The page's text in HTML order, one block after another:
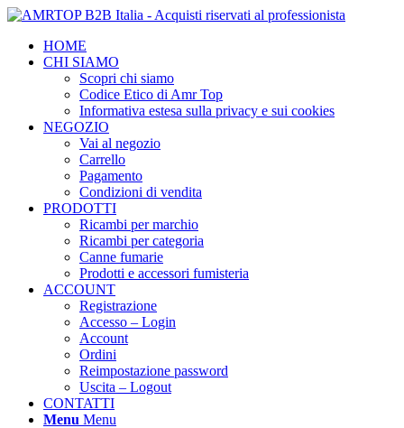
HOME
CHI SIAMO
Scopri chi siamo
Codice Etico di Amr Top
Informativa estesa sulla privacy e sui cookies
NEGOZIO
Vai al negozio
Carrello
Pagamento
Condizioni di vendita
PRODOTTI
Ricambi per marchio
Ricambi per categoria
Canne fumarie
Prodotti e accessori fumisteria
ACCOUNT
Registrazione
Accesso – Login
Account
Ordini
Reimpostazione password
Uscita – Logout
CONTATTI
Menu Menu